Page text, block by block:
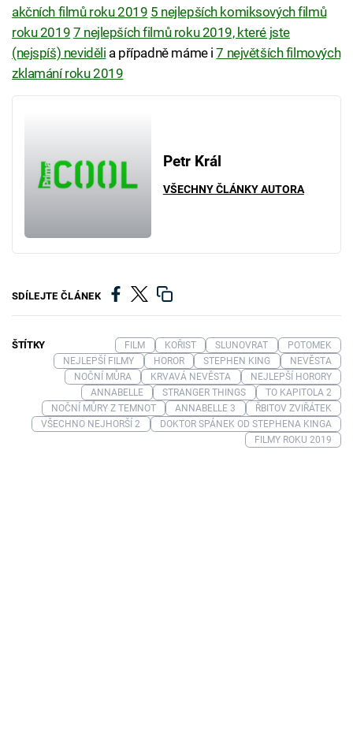
akčních filmů roku 2019 5 nejlepších komiksových filmů
roku 2019 7 nejlepších filmů roku 2019, které jste
(nejspíš) neviděli a případně máme i7 největších filmových
zklamání roku 2019
Petr Král
VŠECHNY ČLÁNKY AUTORA
SDÍLEJTE ČLÁNEK
ŠTÍTKY FILM KOŘIST SLUNOVRAT
POTOMEK
NEJLEPŠÍ FILMY
HOROR STEPHEN KING
NEVĚSTA
NOČNÍ MŮRA
KRVAVÁ NEVĚSTA
NEJLEPŠÍ HORORY
ANNABELLE
STRANGER THINGS
TO KAPITOLA 2
NOČNÍ MŮRY Z TEMNOT
ANNABELLE 3
ŘBITOV ZVIŘÁTEK
VŠECHNO NEJHORŠÍ 2
DOKTOR SPÁNEK OD STEPHENA KINGA
FILMY ROKU 2019